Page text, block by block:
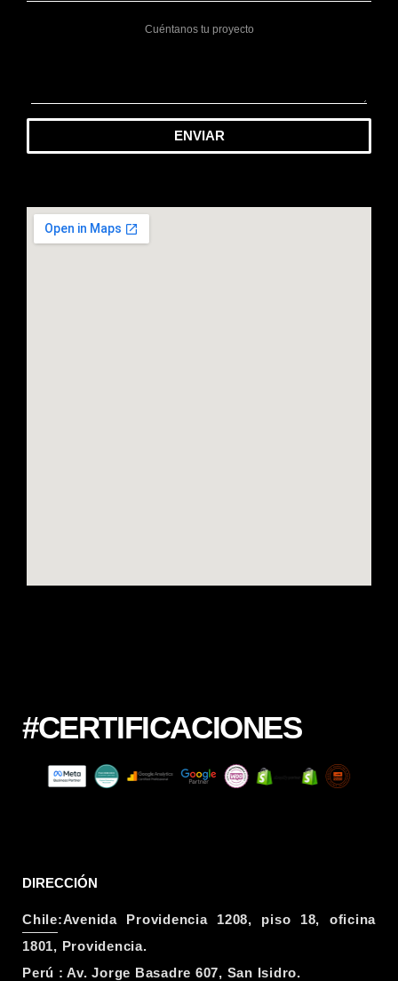
ENVIAR
#CERTIFICACIONES
DIRECCIÓN
Chile:Avenida Providencia 1208, piso 18, oficina
1801, Providencia.
Perú : Av. Jorge Basadre 607, San Isidro.